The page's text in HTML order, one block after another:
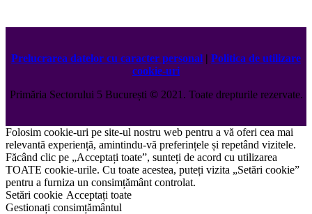
Prelucrarea datelor cu caracter personal | Politica de utilizare
cookie-uri
Primăria Sectorului 5 București ©️2021. Toate drepturile rezervate.
Folosim cookie-uri pe site-ul nostru web pentru a vă oferi cea mai
relevantă experiență, amintindu-vă preferințele și repetând vizitele.
Făcând clic pe „Acceptați toate”, sunteți de acord cu utilizarea
TOATE cookie-urile. Cu toate acestea, puteți vizita „Setări cookie”
pentru a furniza un consimțământ controlat.
Setări cookie Acceptați toate
Gestionați consimțământul